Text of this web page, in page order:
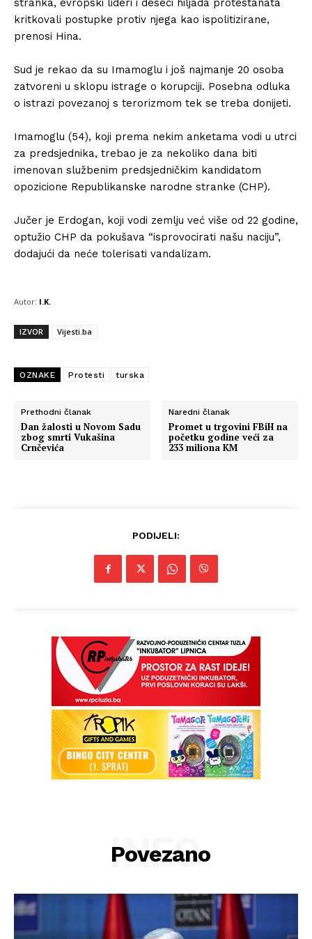
stranka, evropski lideri i deseci hiljada protestanata
kritkovali postupke protiv njega kao ispolitizirane,
prenosi Hina.
Sud je rekao da su Imamoglu i još najmanje 20 osoba
zatvoreni u sklopu istrage o korupciji. Posebna odluka
o istrazi povezanoj s terorizmom tek se treba donijeti.
Imamoglu (54), koji prema nekim anketama vodi u utrci
za predsjednika, trebao je za nekoliko dana biti
imenovan službenim predsjedničkim kandidatom
opozicione Republikanske narodne stranke (CHP).
Jučer je Erdogan, koji vodi zemlju već više od 22 godine,
optužio CHP da pokušava “isprovocirati našu naciju”,
dodajući da neće tolerisati vandalizam.
Autor: I.K.
IZVOR Vijesti.ba
OZNAKE Protesti turska
Prethodni članak
Dan žalosti u Novom Sadu
zbog smrti Vukašina
Crnčevića
Naredni članak
Promet u trgovini FBiH na
početku godine veći za
233 miliona KM
PODIJELI:
Povezano
INFO